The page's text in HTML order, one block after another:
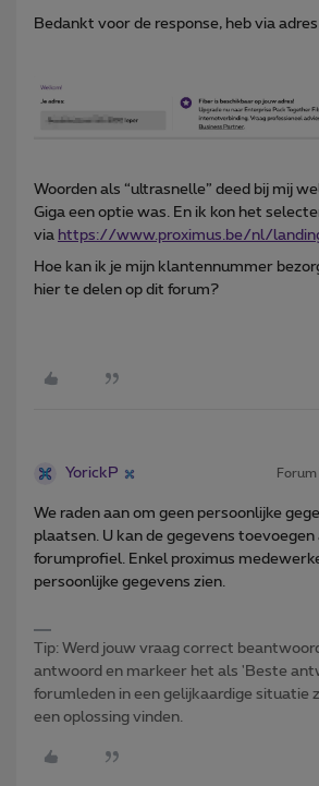
Bedankt voor de response, heb via
Woorden als “ultrasnelle” deed bij mij
Giga een optie was. En ik kon het
via https://www.proximus.be/nl/
Hoe kan ik je mijn klantennummer
hier te delen op dit forum?
YorickP
We raden aan om geen persoonlijke
plaatsen. U kan de gegevens toevoegen
forumprofiel. Enkel proximus
persoonlijke gegevens zien.
Tip: Werd jouw vraag correct
antwoord en markeer het als 'Beste
forumleden in een gelijkaardige situatie
een oplossing vinden.